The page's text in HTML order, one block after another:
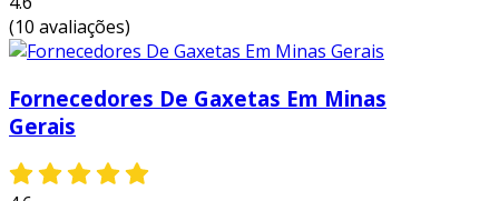
compressores industriais e frigoríficos
misturadores e agitadores em processos
químicos
alimentícia e farmacêutica
(10 avaliações)
Fornecedores De Gaxetas Em Minas
Gerais